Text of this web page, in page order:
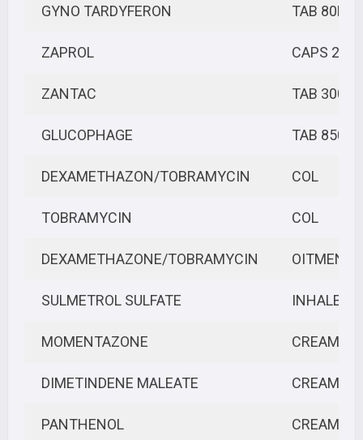
GYNO TARDYFERON TAB 80MG
ZAPROL CAPS
ZANTAC TAB
GLUCOPHAGE TAB 850/
DEXAMETHAZON/TOBRAMYCIN COL
TOBRAMYCIN COL
DEXAMETHAZONE/TOBRAMYCIN OITMENT
SULMETROL SULFATE INHALER
MOMENTAZONE CREAM
DIMETINDENE MALEATE CREAM
PANTHENOL CREAM